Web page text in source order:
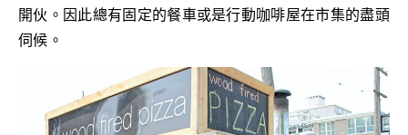
開伙。因此總有固定的餐車或是行動咖啡屋在市集的盡頭
伺候。